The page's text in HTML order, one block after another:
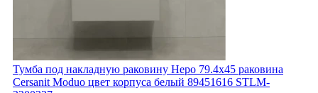
Тумба под накладную раковину Неро 79.4x45 раковина
Cersanit Moduo цвет корпуса белый 89451616 STLM-